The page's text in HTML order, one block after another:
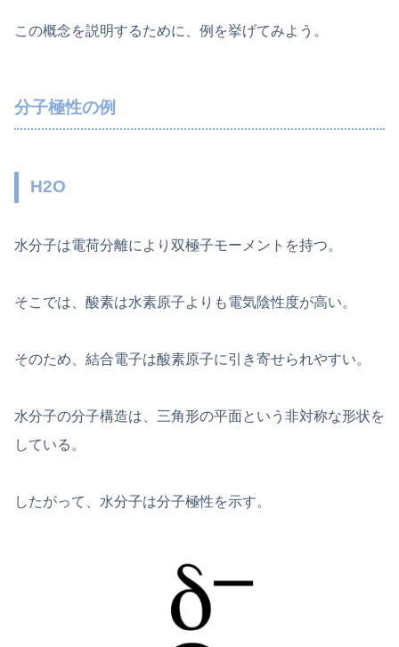
この概念を説明するために、例を挙げてみよう。
分子極性の例
H2O
水分子は電荷分離により双極子モーメントを持つ。
そこでは、酸素は水素原子よりも電気陰性度が高い。
そのため、結合電子は酸素原子に引き寄せられやすい。
水分子の分子構造は、三角形の平面という非対称な形状を
している。
したがって、水分子は分子極性を示す。